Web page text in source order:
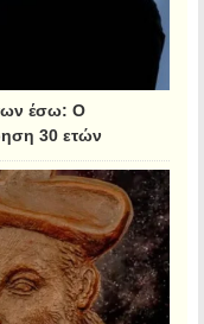
έσω: Ο
30 ετών